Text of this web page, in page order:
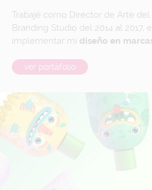
Trabajé como Director de Arte
Branding Studio del 2014 al 2017,
implementar mi diseño en
ver portafolio